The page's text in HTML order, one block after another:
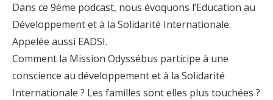
Dans ce 9ème podcast, nous évoquons l’Education au
Développement et à la Solidarité Internationale.
Appelée aussi EADSI.
Comment la Mission Odyssébus participe à une
conscience au développement et à la Solidarité
Internationale ? Les familles sont elles plus touchées ?